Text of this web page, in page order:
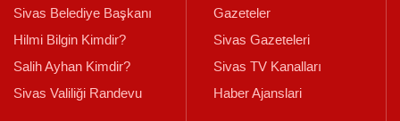
Sivas Belediye Başkanı
Hilmi Bilgin Kimdir?
Salih Ayhan Kimdir?
Sivas Valiliği Randevu
Gazeteler
Sivas Gazeteleri
Sivas TV Kanalları
Haber Ajanslari